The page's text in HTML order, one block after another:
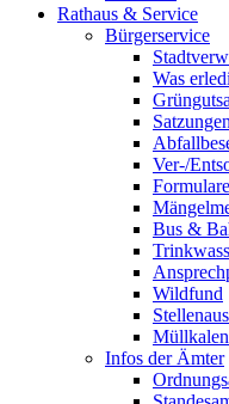
Rathaus & Service
Bürgerservice
Was
Ver-/
Formulare
Bus &
Wildfund
Infos der Ämter